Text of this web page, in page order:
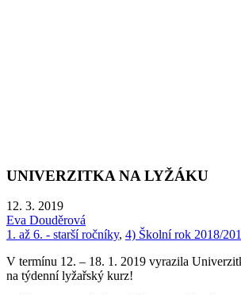
UNIVERZITKA NA LYŽÁKU
12. 3. 2019
Eva Douděrová
1. až 6. - starší ročníky, 4) Školní rok 2018/
V termínu 12. – 18. 1. 2019 vyrazila
na týdenní lyžařský kurz!